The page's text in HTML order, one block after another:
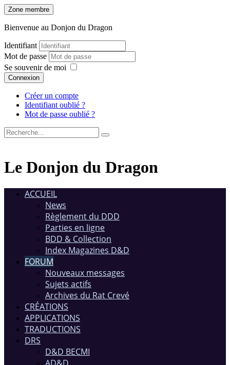
Zone membre
Bienvenue au Donjon du Dragon
Identifiant
Mot de passe
Se souvenir de moi
Connexion
Créer un compte
Identifiant oublié ?
Mot de passe oublié ?
Le Donjon du Dragon
ACCUEIL
News
Règlement du DDD
Parties en ligne
BDD & Collection
Index Magazines D&D
FORUM
Nouveaux messages
Sujets actifs
Archives du Rat Crevé
CRÉATIONS
APPLICATIONS
TRADUCTIONS
DRS
D&D BECMI